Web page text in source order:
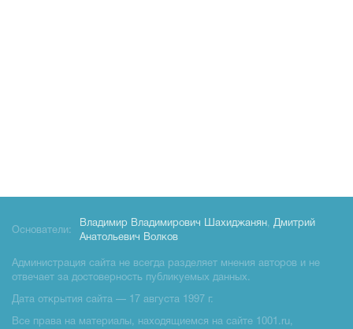
Основатели:
Владимир Владимирович Шахиджанян, Дмитрий
Анатольевич Волков
Администрация сайта не всегда разделяет мнения авторов и не
отвечает за достоверность публикуемых данных.
Дата открытия сайта — 17 августа 1997 г.
Все права на материалы, находящиемся на сайте 1001.ru,